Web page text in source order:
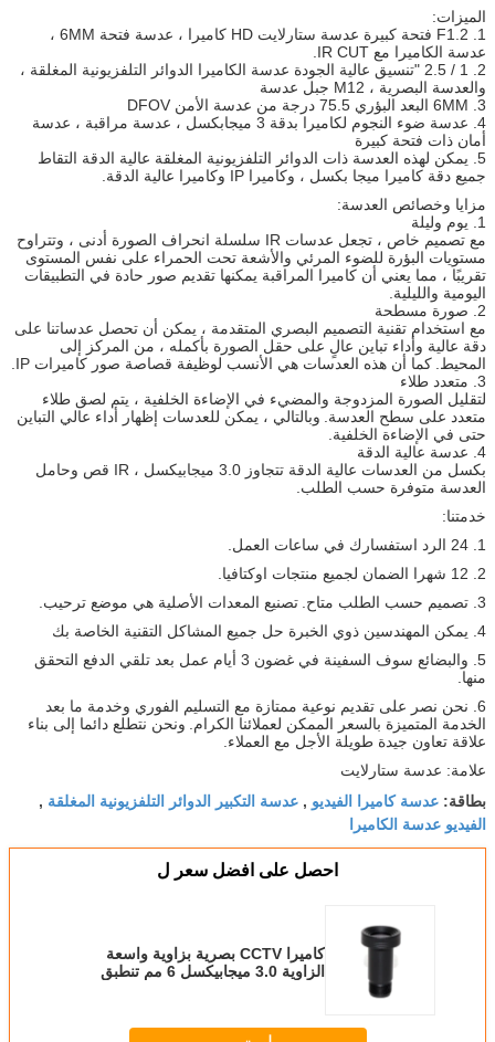
الميزات:
1. F1.2 فتحة كبيرة عدسة ستارلايت HD كاميرا ، عدسة فتحة 6MM ،
عدسة الكاميرا مع IR CUT.
2. 1 / 2.5 "تنسيق عالية الجودة عدسة الكاميرا الدوائر التلفزيونية المغلقة ،
والعدسة البصرية ، M12 جبل عدسة
3. 6MM البعد البؤري 75.5 درجة من عدسة الأمن DFOV
4. عدسة ضوء النجوم لكاميرا بدقة 3 ميجابكسل ، عدسة مراقبة ، عدسة
أمان ذات فتحة كبيرة
5. يمكن لهذه العدسة ذات الدوائر التلفزيونية المغلقة عالية الدقة التقاط
جميع دقة كاميرا ميجا بكسل ، وكاميرا IP وكاميرا عالية الدقة.
مزايا وخصائص العدسة:
1. يوم وليلة
مع تصميم خاص ، تجعل عدسات IR سلسلة انحراف الصورة أدنى ، وتتراوح
مستويات البؤرة للضوء المرئي والأشعة تحت الحمراء على نفس المستوى
تقريبًا ، مما يعني أن كاميرا المراقبة يمكنها تقديم صور حادة في التطبيقات
اليومية والليلية.
2. صورة مسطحة
مع استخدام تقنية التصميم البصري المتقدمة ، يمكن أن تحصل عدساتنا على
دقة عالية وأداء تباين عالٍ على حقل الصورة بأكمله ، من المركز إلى
المحيط. كما أن هذه العدسات هي الأنسب لوظيفة قصاصة صور كاميرات IP.
3. متعدد طلاء
لتقليل الصورة المزدوجة والمضيء في الإضاءة الخلفية ، يتم لصق طلاء
متعدد على سطح العدسة. وبالتالي ، يمكن للعدسات إظهار أداء عالي التباين
حتى في الإضاءة الخلفية.
4. عدسة عالية الدقة
بكسل من العدسات عالية الدقة تتجاوز 3.0 ميجابيكسل ، IR قص وحامل
العدسة متوفرة حسب الطلب.
خدمتنا:
1. 24 الرد استفسارك في ساعات العمل.
2. 12 شهرا الضمان لجميع منتجات اوكتافيا.
3. تصميم حسب الطلب متاح.
تصنيع المعدات الأصلية هي موضع ترحيب.
4. يمكن المهندسين ذوي الخبرة حل جميع المشاكل التقنية الخاصة بك
5. والبضائع سوف السفينة في غضون 3 أيام عمل بعد تلقي الدفع التحقق
منها.
6. نحن نصر على تقديم نوعية ممتازة مع التسليم الفوري وخدمة ما بعد
الخدمة المتميزة بالسعر الممكن لعملائنا الكرام. ونحن نتطلع دائما إلى بناء
علاقة تعاون جيدة طويلة الأجل مع العملاء.
علامة: عدسة ستارلايت
بطاقة: عدسة كاميرا الفيديو , عدسة التكبير الدوائر التلفزيونية المغلقة ,
الفيديو عدسة الكاميرا
احصل على افضل سعر ل
كاميرا CCTV بصرية بزاوية واسعة
الزاوية 3.0 ميجابيكسل 6 مم تنطبق